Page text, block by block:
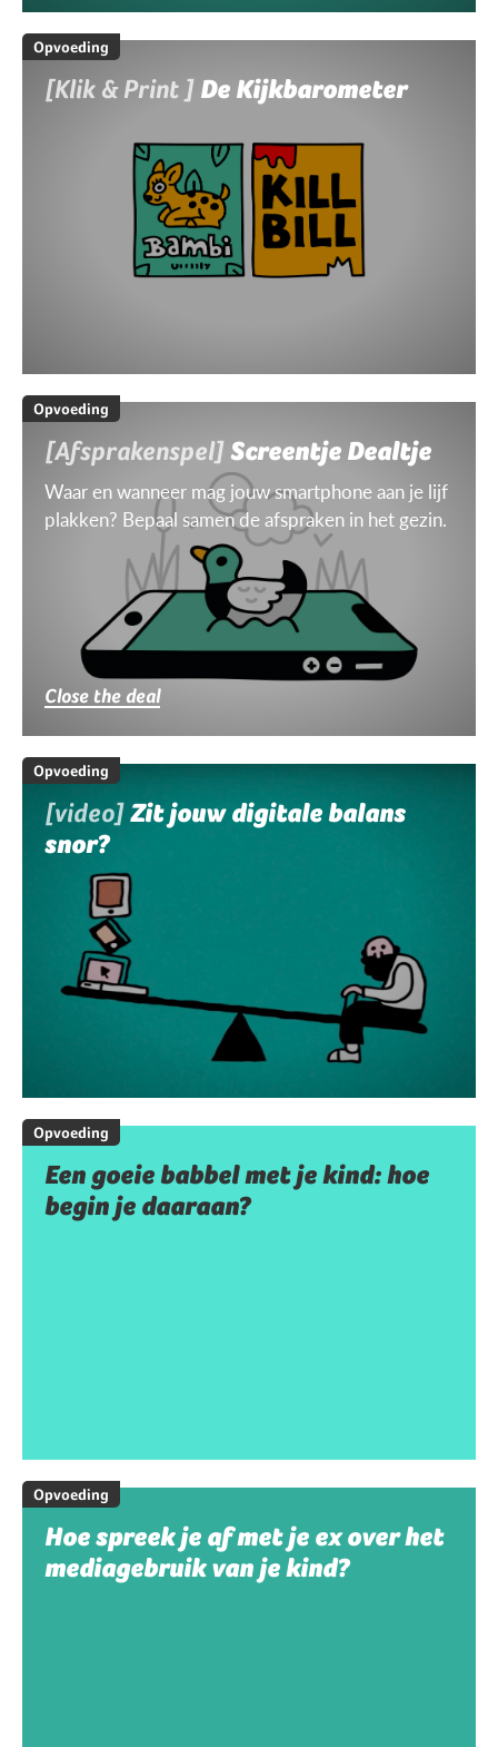
Opvoeding
[Klik & Print ] De Kijkbarometer
Opvoeding
[Afsprakenspel]Screentje Dealtje
Waar en wanneer mag jouw smartphone aan je lijf
plakken? Bepaal samen de afspraken in het gezin.
Close the deal
Opvoeding
[video]Zit jouw digitale balans
snor?
Opvoeding
Een goeie babbel met je kind: hoe
begin je daaraan?
Opvoeding
Hoe spreek je af met je ex over het
mediagebruik van je kind?